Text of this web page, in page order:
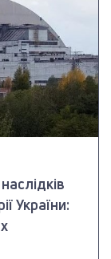
України: